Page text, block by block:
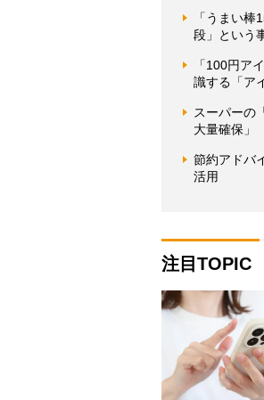
「うまい
段」という
「100円ア
識する「ア
スーパーの
大量確保」
節約アドバ
活用
注目TOPIC